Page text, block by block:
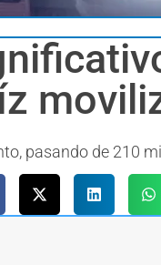
pasando de 210